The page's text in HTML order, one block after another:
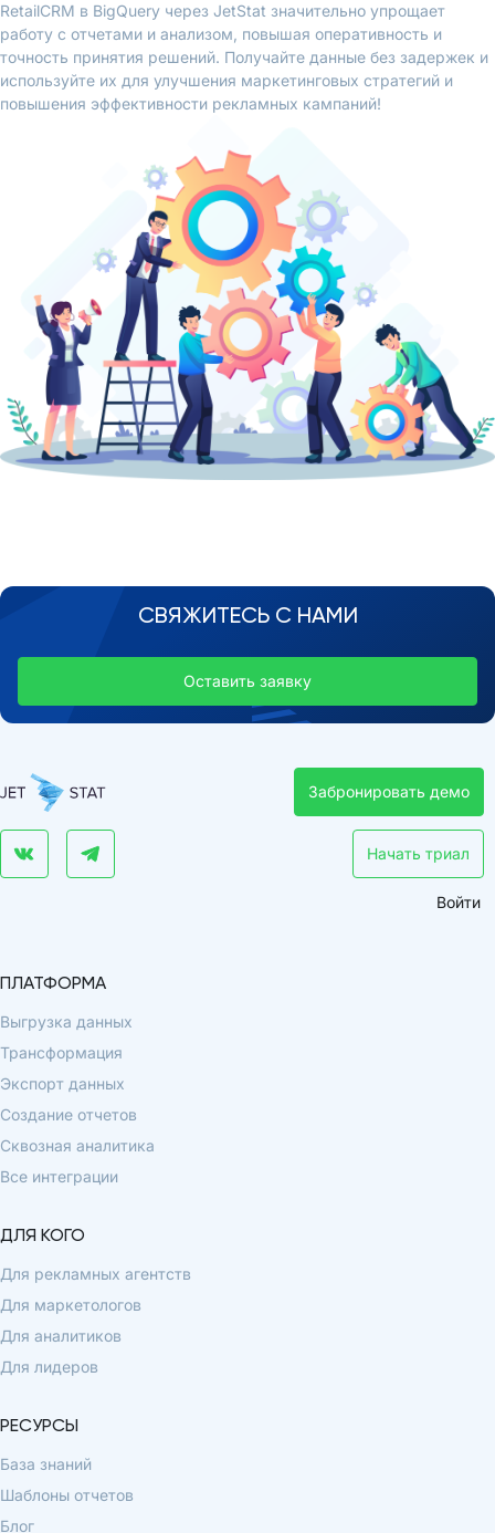
RetailCRM в BigQuery через JetStat значительно упрощает
работу с отчетами и анализом, повышая оперативность и
точность принятия решений. Получайте данные без задержек и
используйте их для улучшения маркетинговых стратегий и
повышения эффективности рекламных кампаний!
СВЯЖИТЕСЬ С НАМИ
Оставить заявку
Забронировать демо
Начать триал
Войти
ПЛАТФОРМА
Выгрузка данных
Трансформация
Экспорт данных
Создание отчетов
Сквозная аналитика
Все интеграции
ДЛЯ КОГО
Для рекламных агентств
Для маркетологов
Для аналитиков
Для лидеров
РЕСУРСЫ
База знаний
Шаблоны отчетов
Блог